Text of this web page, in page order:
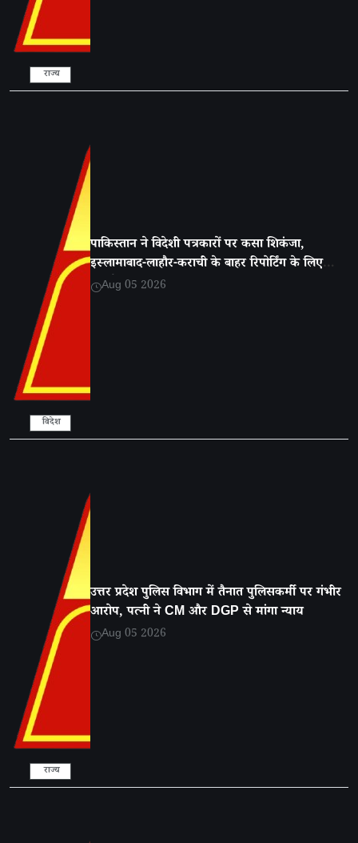
राज्य
विदेश
पाकिस्तान ने विदेशी पत्रकारों पर कसा शिकंजा,
इस्लामाबाद-लाहौर-कराची के बाहर रिपोर्टिंग के लिए
एनओसी अनिवार्य
Aug 05 2026
राज्य
उत्तर प्रदेश पुलिस विभाग में तैनात पुलिसकर्मी पर गंभीर
आरोप, पत्नी ने CM और DGP से मांगा न्याय
Aug 05 2026